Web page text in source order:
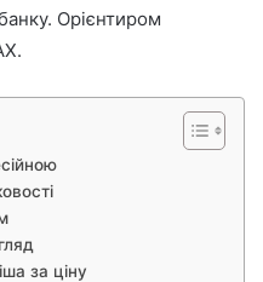
Орієнтиром
за ціну